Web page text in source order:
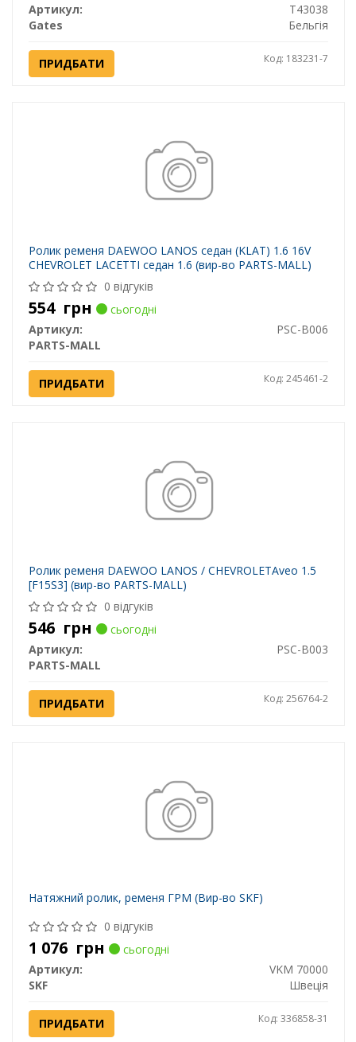
Артикул:
T43038
Gates
Бельгія
ПРИДБАТИ Код: 183231-7
Ролик ременя DAEWOO LANOS седан (KLAT) 1.6 16V
CHEVROLET LACETTI седан 1.6 (вир-во PARTS-MALL)
0 відгуків
554 грн
сьогодні
Артикул:
PSC-B006
PARTS-MALL
ПРИДБАТИ Код: 245461-2
Ролик ременя DAEWOO LANOS / CHEVROLETAveo 1.5
[F15S3] (вир-во PARTS-MALL)
0 відгуків
546 грн
сьогодні
Артикул:
PSC-B003
PARTS-MALL
ПРИДБАТИ Код: 256764-2
Натяжний ролик, ременя ГРМ (Вир-во SKF)
0 відгуків
1 076 грн
сьогодні
Артикул:
VKM 70000
SKF
Швеція
ПРИДБАТИ Код: 336858-31